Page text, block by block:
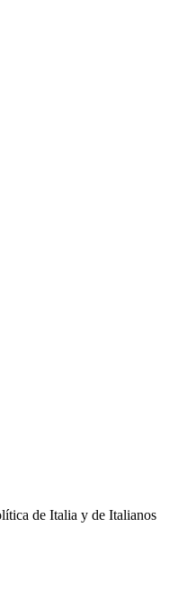
de Italia y de Italianos